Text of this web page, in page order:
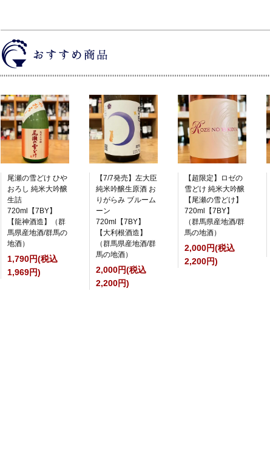
尾瀬の雪どけ ひや
おろし 純米大吟醸
生詰
720ml【7BY】
【龍神酒造】（群
馬県産地酒/群馬の
地酒）
1,790円(税込
1,969円)
【7/7発売】左大臣
純米吟醸生原酒 お
りがらみ ブルーム
ーン
720ml【7BY】
【大利根酒造】
（群馬県産地酒/群
馬の地酒）
2,000円(税込
2,200円)
【超限定】ロゼの
雪どけ 純米大吟醸
【尾瀬の雪どけ】
720ml【7BY】
（群馬県産地酒/群
馬の地酒）
2,000円(税込
2,200円)